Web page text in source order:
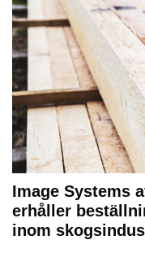
Image Systems
erhåller
inom